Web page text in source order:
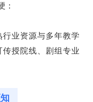
：
业资源与多年教学
授院线、剧组专业